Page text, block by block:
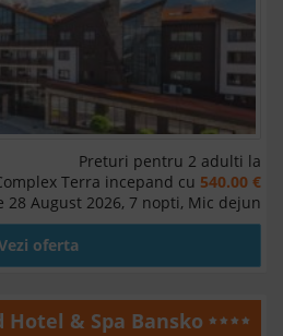
Preturi pentru 2 adulti la
Terra incepand cu 540.00 €
28 August 2026, 7 nopti, Mic dejun
oferta
Hotel & Spa Bansko